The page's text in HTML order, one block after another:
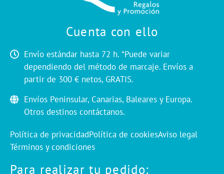
Cuenta con ello
Envío estándar hasta 72 h. *Puede variar
dependiendo del método de marcaje. Envíos a
partir de 300 € netos, GRATIS.
Envíos Peninsular, Canarias, Baleares y Europa.
Otros destinos contáctanos.
Política de privacidadPolítica de cookiesAviso legal
Términos y condiciones
Para realizar tu pedido: